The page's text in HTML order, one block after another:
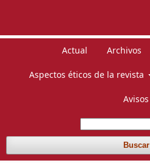
Actual Archivos
Aspectos éticos de la revista
Avisos
Buscar